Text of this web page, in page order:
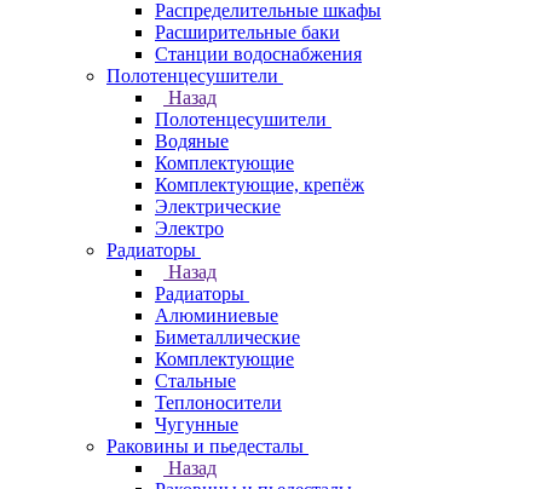
Распределительные шкафы
Расширительные баки
Станции водоснабжения
Полотенцесушители
Назад
Полотенцесушители
Водяные
Комплектующие
Комплектующие, крепёж
Электрические
Электро
Радиаторы
Назад
Радиаторы
Алюминиевые
Биметаллические
Комплектующие
Стальные
Теплоносители
Чугунные
Раковины и пьедесталы
Назад